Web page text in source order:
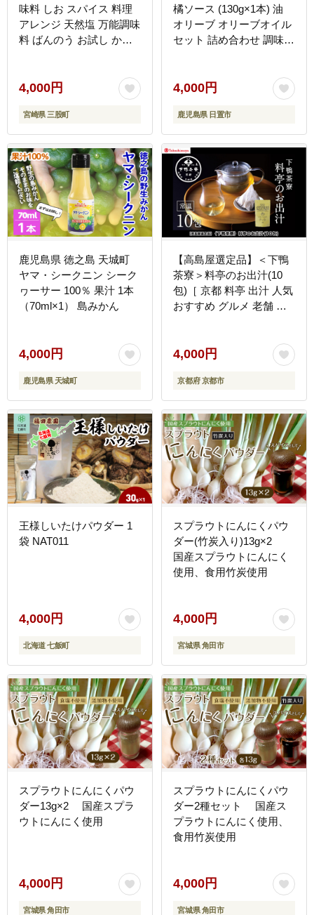
味料 しお スパイス 料理
アレンジ 天然塩 万能調味
料 ばんのう お試し かけ
胡椒 唐辛子 旨味 プロ 一
流 シェフの味【MI431-
gs】【我生庵】
4,000円
宮崎県 三股町
橘ソース (130g×1本) 油
オリーブ オリーブオイル
セット 詰め合わせ 調味料
ース 【鹿児島オリーブ】
4,000円
鹿児島県 日置市
鹿児島県 徳之島 天城町
ヤマ・シークニン シーク
ヮーサー 100％ 果汁 1本
（70ml×1） 島みかん
4,000円
鹿児島県 天城町
【高島屋選定品】＜下鴨
茶寮＞料亭のお出汁(10
包)［ 京都 料亭 出汁 人気
おすすめ グルメ 老舗 京
取り寄せ 通販 ふるさと納
4,000円
京都府 京都市
王様しいたけパウダー 1
袋 NAT011
4,000円
北海道 七飯町
スプラウトにんにくパウ
ダー(竹炭入り)13g×2
国産スプラウトにんにく
使用、食用竹炭使用
4,000円
宮城県 角田市
スプラウトにんにくパウ
ダー13g×2 国産スプラ
ウトにんにく使用
4,000円
宮城県 角田市
スプラウトにんにくパウ
ダー2種セット 国産ス
プラウトにんにく使用、
食用竹炭使用
4,000円
宮城県 角田市